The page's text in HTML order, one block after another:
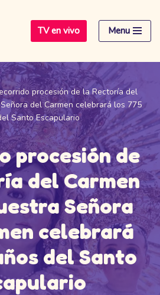
TV en vivo Menu
procesión de la Rectoría del
del Carmen celebrará los 775
Santo Escapulario
procesión de
del Carmen
Señora
celebrará
del Santo